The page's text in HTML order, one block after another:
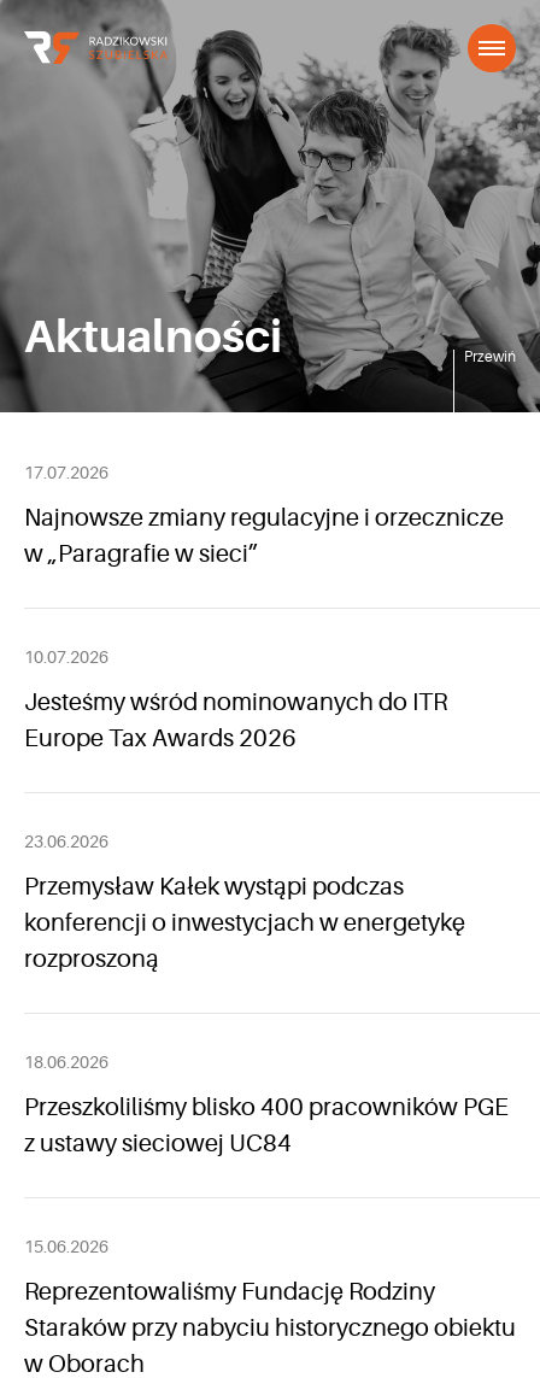
Aktualności Przewiń
17.07.2026
Najnowsze zmiany regulacyjne i orzecznicze
w „Paragrafie w sieci”
10.07.2026
Jesteśmy wśród nominowanych do ITR
Europe Tax Awards 2026
23.06.2026
Przemysław Kałek wystąpi podczas
konferencji o inwestycjach w energetykę
rozproszoną
18.06.2026
Przeszkoliliśmy blisko 400 pracowników PGE
z ustawy sieciowej UC84
15.06.2026
Reprezentowaliśmy Fundację Rodziny
Staraków przy nabyciu historycznego obiektu
w Oborach